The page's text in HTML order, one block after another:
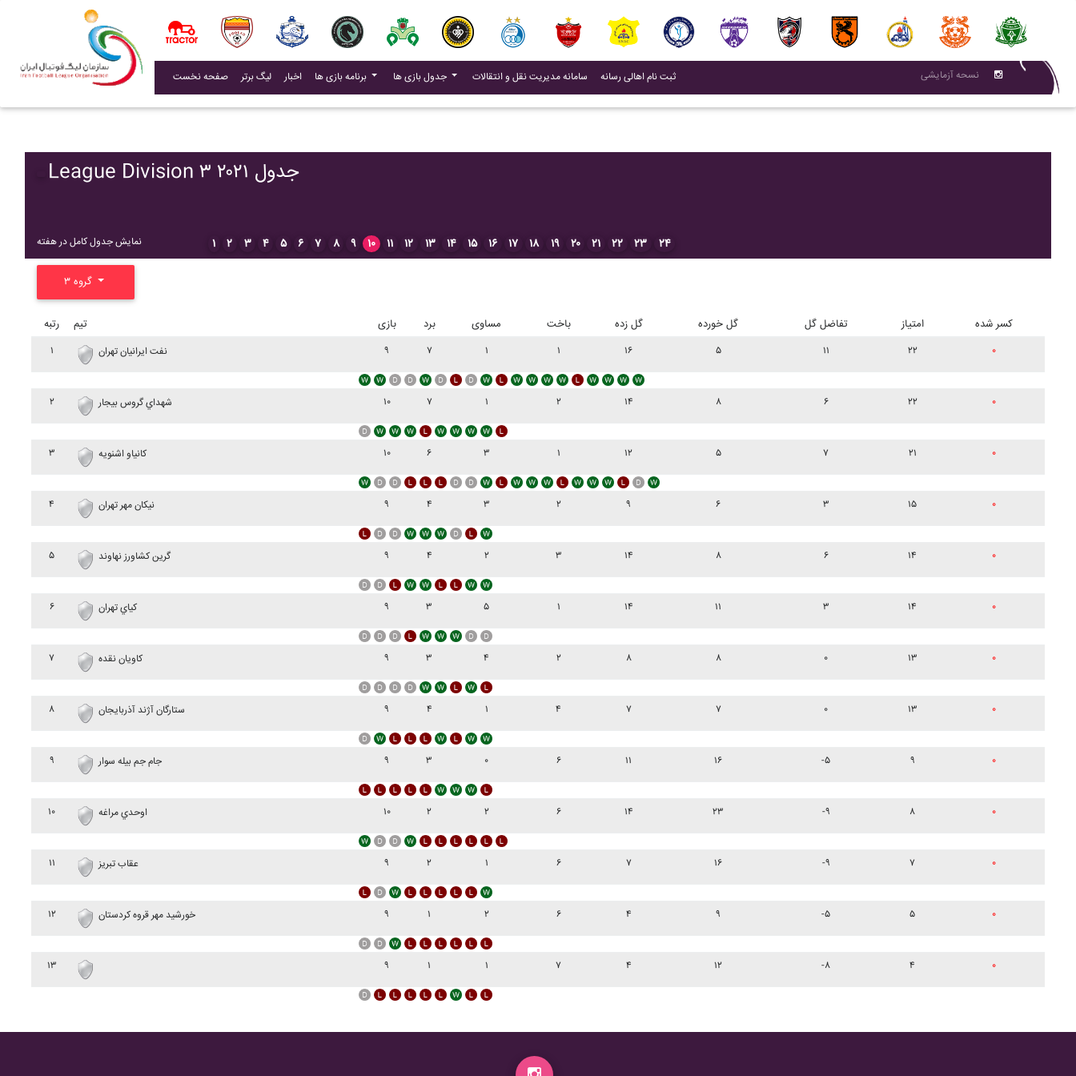
صفحه نخست لیگ برتر اخبار(current) برنامه بازی ها جدول بازی ها سامانه مدیریت نقل و انتقالات (current)
ثبت نام اهالی رسانه(current) نسحه آزمایشی
League Division ۳ ۲۰۲۱ جدول
نمایش جدول کامل در هفته ۱ ۲ ۳ ۴ ۵ ۶ ۷ ۸ ۹ ۱۰ ۱۱ ۱۲ ۱۳ ۱۴ ۱۵ ۱۶ ۱۷ ۱۸ ۱۹ ۲۰ ۲۱ ۲۲ ۲۳ ۲۴
رتبه تیم بازی برد مساوی باخت گل زده گل خورده تفاضل گل امتیاز کسر شده
۱ نفت ايرانيان تهران ۹ ۷ ۱ ۱ ۱۶ ۵ ۱۱ ۲۲ ۰
۲ شهداي گروس بيجار ۱۰ ۷ ۱ ۲ ۱۴ ۸ ۶ ۲۲ ۰
۳ کانياو اشنويه ۱۰ ۶ ۳ ۱ ۱۲ ۵ ۷ ۲۱ ۰
۴ نيکان مهر تهران ۹ ۴ ۳ ۲ ۹ ۶ ۳ ۱۵ ۰
۵ گرين کشاورز نهاوند ۹ ۴ ۲ ۳ ۱۴ ۸ ۶ ۱۴ ۰
۶ کياي تهران ۹ ۳ ۵ ۱ ۱۴ ۱۱ ۳ ۱۴ ۰
۷ کاويان نقده ۹ ۳ ۴ ۲ ۸ ۸ ۰ ۱۳ ۰
۸ ستارگان آژند آذربايجان ۹ ۴ ۱ ۴ ۷ ۷ ۰ ۱۳ ۰
۹ جام جم بيله سوار ۹ ۳ ۰ ۶ ۱۱ ۱۶ -۵ ۹ ۰
۱۰ اوحدي مراغه ۱۰ ۲ ۲ ۶ ۱۴ ۲۳ -۹ ۸ ۰
۱۱ عقاب تبريز ۹ ۲ ۱ ۶ ۷ ۱۶ -۹ ۷ ۰
۱۲ خورشيد مهر قروه کردستان ۹ ۱ ۲ ۶ ۴ ۹ -۵ ۵ ۰
۱۳ ۹ ۱ ۱ ۷ ۴ ۱۲ -۸ ۴ ۰